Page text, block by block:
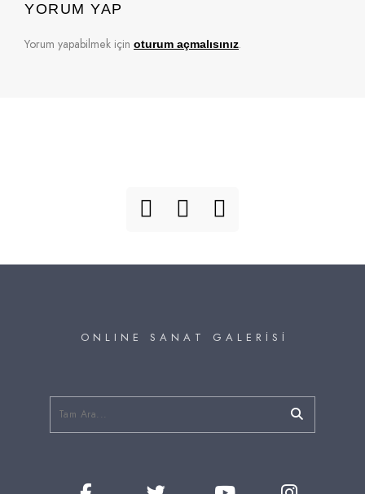
YORUM YAP
Yorum yapabilmek için oturum açmalısınız.
O N L I N E S A N A T G A L E R İ S İ